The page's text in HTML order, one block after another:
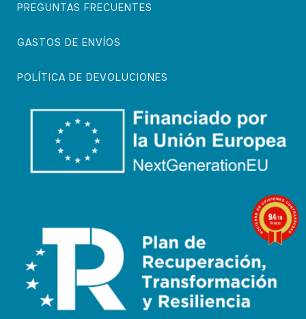
PREGUNTAS FRECUENTES
GASTOS DE ENVÍOS
POLÍTICA DE DEVOLUCIONES
9.4/10
74 notas